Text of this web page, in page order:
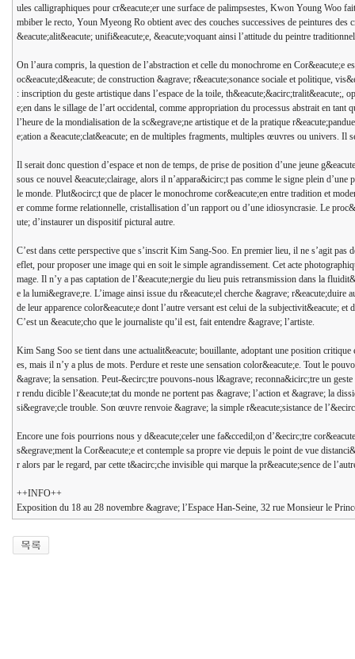
ules calligraphiques pour cr&eacute;er une surface de palimpsestes, Kwon Young Woo
mbiber le recto, Youn Myeong Ro obtient avec des couches successives de peintures
&eacute;alit&eacute; unifi&eacute;e, &eacute;voquant ainsi l’attitude du peintre
On l’aura compris, la question de l’abstraction et celle du monochrome en Cor&eacute;e
oc&eacute;d&eacute; de construction &agrave; r&eacute;sonance sociale et politique,
: inscription du geste artistique dans l’espace de la toile, th&eacute;&acirc;tralit&eacute;,
e;en dans le sillage de l’art occidental, comme appropriation du processus abstrait en
l’heure de la mondialisation de la sc&egrave;ne artistique et de la pratique
e;ation a &eacute;clat&eacute; en de multiples fragments, multiples œuvres ou univers. Il
Il serait donc question d’espace et non de temps, de prise de position d’une jeune
sous ce nouvel &eacute;clairage, alors il n’appara&icirc;t pas comme le signe plein
le monde. Plut&ocirc;t que de placer le monochrome cor&eacute;en entre tradition et
er comme forme relationnelle, cristallisation d’un rapport ou d’une idiosyncrasie. Le
ute; d’instaurer un dispositif pictural autre.
C’est dans cette perspective que s’inscrit Kim Sang-Soo. En premier lieu, il ne s’agit
eflet, pour proposer une image qui en soit le simple agrandissement. Cet acte
mage. Il n’y a pas captation de l’&eacute;nergie du lieu puis retransmission dans la
e la lumi&egrave;re. L’image ainsi issue du r&eacute;el cherche &agrave;
de leur apparence color&eacute;e dont l’autre versant est celui de la subjectivit&eacute;
C’est un &eacute;cho que le journaliste qu’il est, fait entendre &agrave; l’artiste.
Kim Sang Soo se tient dans une actualit&eacute; bouillante, adoptant une position
es, mais il n’y a plus de mots. Perdure et reste une sensation color&eacute;e. Tout le
&agrave; la sensation. Peut-&ecirc;tre pouvons-nous l&agrave; reconna&icirc;tre un
r rendu dicible l’&eacute;tat du monde ne portent pas &agrave; l’action et &agrave; la
si&egrave;cle trouble. Son œuvre renvoie &agrave; la simple r&eacute;sistance de
Encore une fois pourrions nous y d&eacute;celer une fa&ccedil;on d’&ecirc;tre
s&egrave;ment la Cor&eacute;e et contemple sa propre vie depuis le point de vue
r alors par le regard, par cette t&acirc;che invisible qui marque la pr&eacute;sence de
++INFO++
Exposition du 18 au 28 novembre &agrave; l’Espace Han-Seine, 32 rue Monsieur le